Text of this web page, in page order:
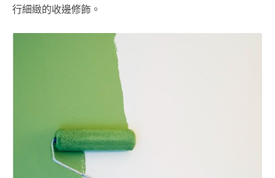
行細緻的收邊修飾。